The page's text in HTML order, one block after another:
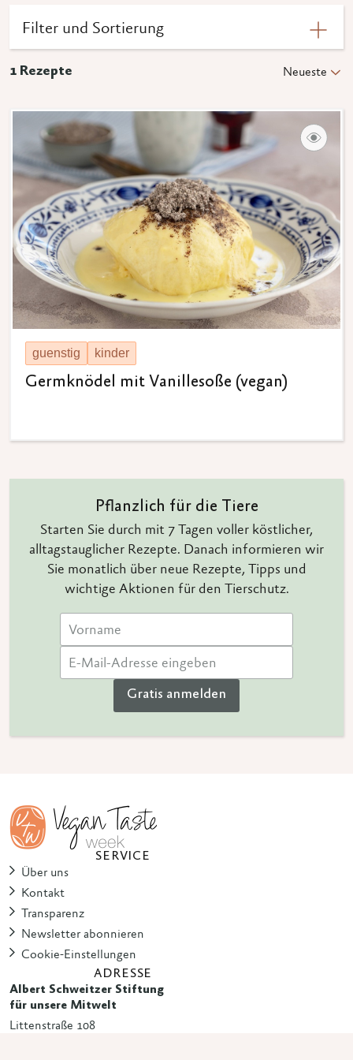
Filter und Sortierung
1 Rezepte Neueste
guenstig kinder
Germknödel mit Vanillesoße (vegan)
Pflanzlich für die Tiere
Starten Sie durch mit 7 Tagen voller köstlicher,
alltagstauglicher Rezepte. Danach informieren wir
Sie monatlich über neue Rezepte, Tipps und
wichtige Aktionen für den Tierschutz.
Gratis anmelden
SERVICE
Über uns
Kontakt
Transparenz
Newsletter abonnieren
Cookie-Einstellungen
ADRESSE
Albert Schweitzer Stiftung
für unsere Mitwelt
Littenstraße 108